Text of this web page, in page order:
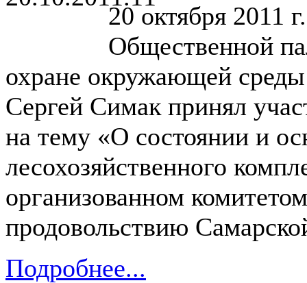
20 октября 2011
Общественной
охране окружающей среды
Сергей Симак принял
на тему «О состоянии и
лесохозяйственного
организованном
продовольствию
Подробнее...